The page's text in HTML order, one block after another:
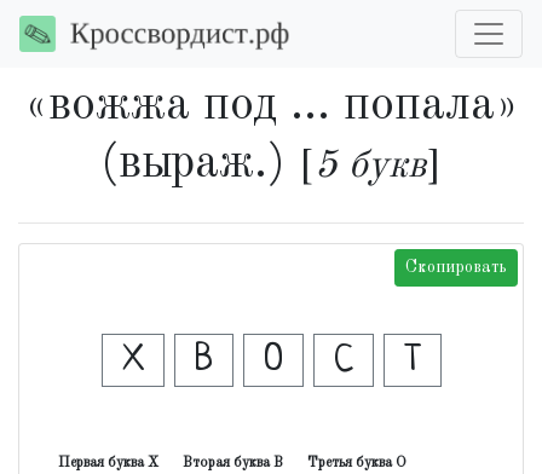
«вожжа под ... попала»
(выраж.)
5 букв]
Скопировать
Х В О С Т
Первая буква Х Вторая буква В Третья буква О